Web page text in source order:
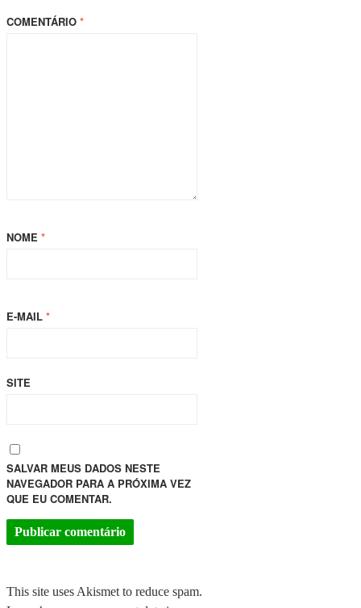
COMENTÁRIO *
NOME *
E-MAIL *
SITE
SALVAR MEUS DADOS NESTE
NAVEGADOR PARA A PRÓXIMA VEZ
QUE EU COMENTAR.
This site uses Akismet to reduce spam.